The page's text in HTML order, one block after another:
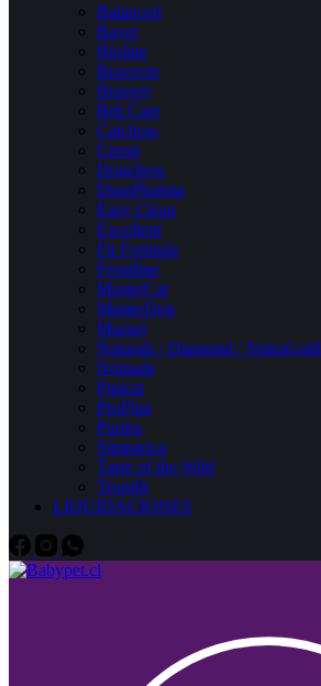
Balanced
Bayer
Bioline
Bravecto
Bravery
Brit Care
Catchow
Cremi
Dogchow
DragPharma
Easy Clean
Excellent
Fit Formula
Frontline
MasterCat
MasterDog
Mazuri
Naturals / Diamond / NutraGold
Nómade
Pipicat
ProPlan
Purina
Simparica
Taste of the Wild
Tropifit
LIQUIDACIONES